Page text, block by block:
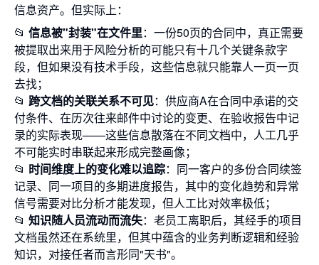
信息资产。但实际上：
📂 信息被"封装"在文件里：一份50页的合同中，真正需要
被提取出来用于风险分析的可能只有十几个关键条款字
段，但如果没有技术手段，这些信息就只能靠人一页一页
去找；
📂 跨文档的关联关系不可见：供应商A在合同中承诺的交
付条件、在历次往来邮件中讨论的变更、在验收报告中记
录的实际表现——这些信息散落在不同文档中，人工几乎
不可能实时串联起来形成完整画像；
📂 时间维度上的变化难以追踪：同一客户的多份合同续签
记录、同一项目的多期进度报告，其中的变化趋势和异常
信号需要对比分析才能发现，但人工比对效率极低；
📂 知识随人员流动而流失：老员工离职后，其经手的项目
文档虽然还在系统里，但其中蕴含的业务判断逻辑和经验
知识，对接任者而言形同"天书"。